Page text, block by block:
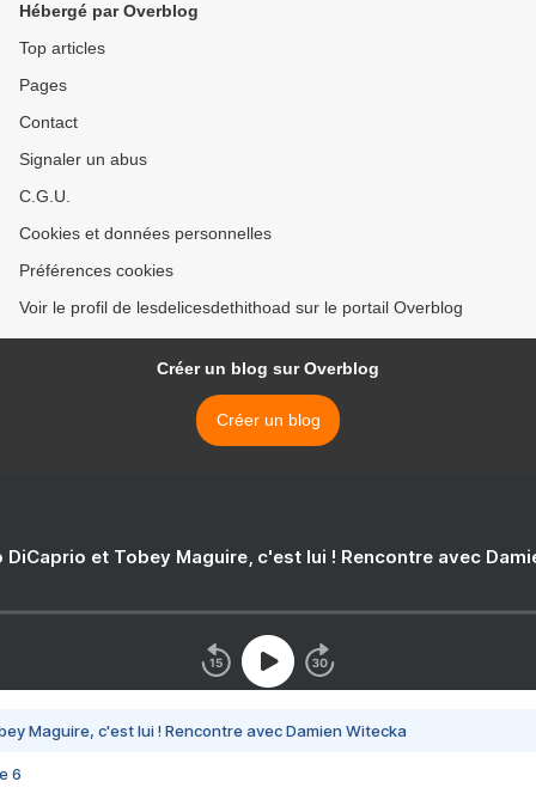
Hébergé par Overblog
Top articles
Pages
Contact
Signaler un abus
C.G.U.
Cookies et données personnelles
Préférences cookies
Voir le profil de lesdelicesdethithoad sur le portail Overblog
Créer un blog sur Overblog
Créer un blog
DiCaprio et Tobey Maguire, c'est lui ! Rencontre avec
Maguire, c'est lui ! Rencontre avec Damien Witecka
6